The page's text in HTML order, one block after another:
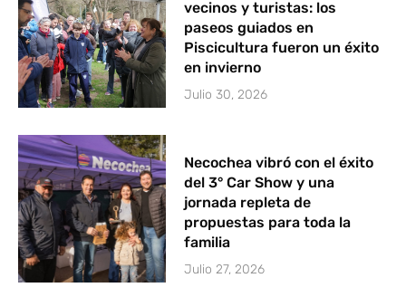
vecinos y turistas: los
paseos guiados en
Piscicultura fueron un éxito
en invierno
Julio 30, 2026
Necochea vibró con el éxito
del 3° Car Show y una
jornada repleta de
propuestas para toda la
familia
Julio 27, 2026